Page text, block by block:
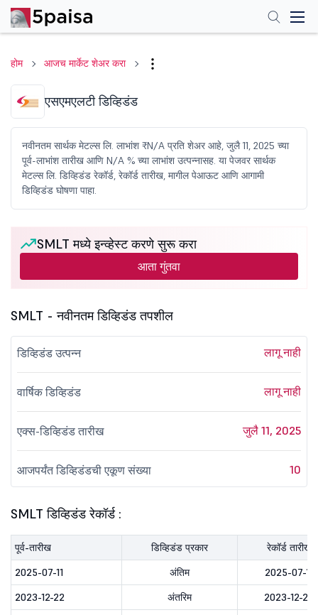
होम आजच मार्केट शेअर करा
एसएमएलटी डिव्हिडंड
नवीनतम सार्थक मेटल्स लि. लाभांश ₹N/A प्रति शेअर आहे, जुलै 11, 2025 च्या
पूर्व-लाभांश तारीख आणि N/A % च्या लाभांश उत्पन्नासह. या पेजवर सार्थक
मेटल्स लि. डिव्हिडंड रेकॉर्ड, रेकॉर्ड तारीख, मागील पेआऊट आणि आगामी
डिव्हिडंड घोषणा पाहा.
SMLT मध्ये इन्व्हेस्ट करणे सुरू करा
आता गुंतवा
SMLT - नवीनतम डिव्हिडंड तपशील
डिव्हिडंड उत्पन्न लागू नाही
वार्षिक डिव्हिडंड लागू नाही
एक्स-डिव्हिडंड तारीख जुलै 11, 2025
आजपर्यंत डिव्हिडंडची एकूण संख्या 10
SMLT डिव्हिडंड रेकॉर्ड :
पूर्व-तारीख डिव्हिडंड प्रकार
रेकॉर्ड तारीख
2025-07-11
अंतिम
2025-07-11
2023-12-22
अंतरिम
2023-12-22